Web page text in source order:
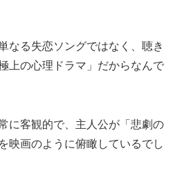
なる失恋ソングではなく、聴き
上の心理ドラマ」だからなんで
に客観的で、主人公が「悲劇の
映画のように俯瞰しているでし